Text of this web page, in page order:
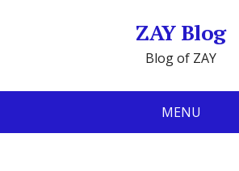
ZAY Blog
Blog of ZAY
MENU